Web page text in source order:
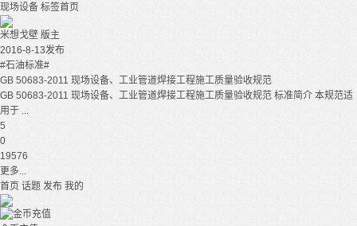
现场设备 标签首页
米想戈壁 版主
2016-8-13发布
#石油标准#
GB 50683-2011 现场设备、工业管道焊接工程施工质量验收规范
GB 50683-2011 现场设备、工业管道焊接工程施工质量验收规范 标准简介 本规范适
用于 ...
5
0
19576
更多...
首页 话题 发布 我的